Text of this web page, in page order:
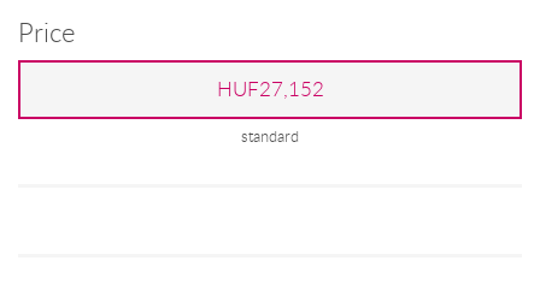
Price
HUF27,152
standard